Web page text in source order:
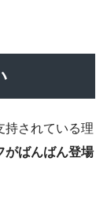
持されている理
がばんばん登場